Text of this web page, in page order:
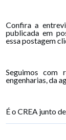
Confira a
publicada em
essa postagem
Seguimos com
engenharias, da
É o CREA junto